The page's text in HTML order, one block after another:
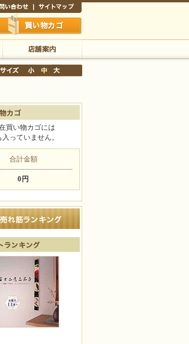
い物かご
店舗案内
買い物カゴには
入っていません。
合計金額
0円